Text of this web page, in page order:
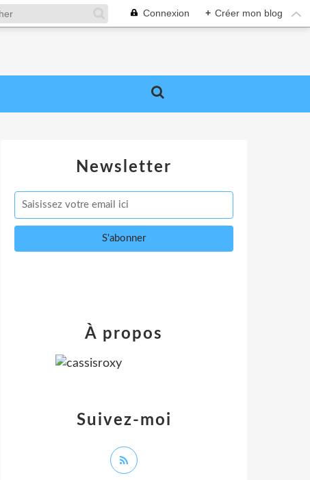
Connexion + Créer mon blog
Newsletter
Suivez-moi
À propos